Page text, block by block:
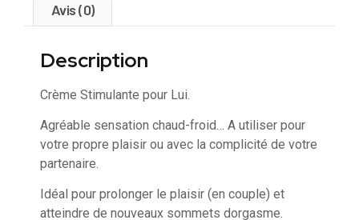
Avis (0)
Description
Crème Stimulante pour Lui.
Agréable sensation chaud-froid… A utiliser pour
votre propre plaisir ou avec la complicité de votre
partenaire.
Idéal pour prolonger le plaisir (en couple) et
atteindre de nouveaux sommets dorgasme.